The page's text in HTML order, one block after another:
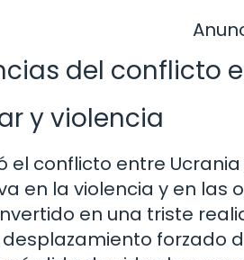
del conflicto
y violencia
el conflicto entre
en la violencia y en las
en una triste
desplazamiento forzado